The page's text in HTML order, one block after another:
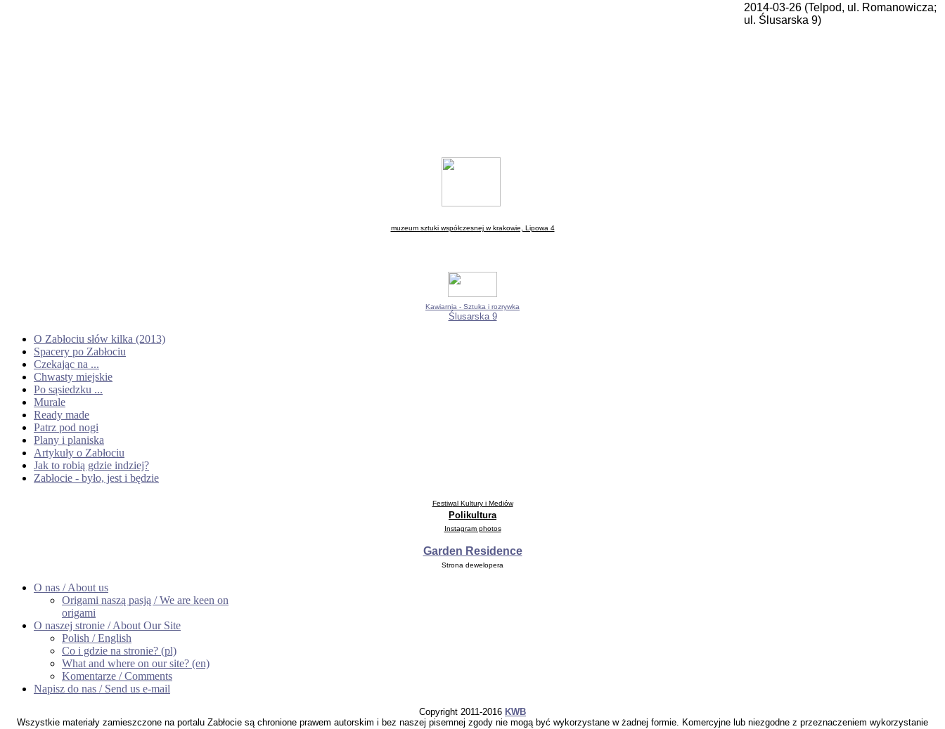
2014-03-26 (Telpod, ul. Romanowicza;
ul. Ślusarska 9)
muzeum sztuki współczesnej w krakowie, Lipowa 4
Kawiarnia - Sztuka i rozrywka
Ślusarska 9
O Zabłociu słów kilka (2013)
Spacery po Zabłociu
Czekając na ...
Chwasty miejskie
Po sąsiedzku ...
Murale
Ready made
Patrz pod nogi
Plany i planiska
Artykuły o Zabłociu
Jak to robią gdzie indziej?
Zabłocie - było, jest i będzie
Festiwal Kultury i Mediów
Polikultura
Instagram photos
Garden Residence
Strona dewelopera
O nas / About us
Origami naszą pasją / We are keen on
origami
O naszej stronie / About Our Site
Polish / English
Co i gdzie na stronie? (pl)
What and where on our site? (en)
Komentarze / Comments
Napisz do nas / Send us e-mail
Copyright 2011-2016 KWB
Wszystkie materiały zamieszczone na portalu Zabłocie są chronione prawem autorskim i bez naszej pisemnej zgody nie mogą być wykorzystane w żadnej formie. Komercyjne lub niezgodne z przeznaczeniem wykorzystanie